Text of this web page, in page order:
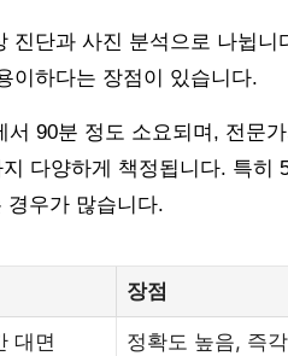
진단과 사진 분석으로 나뉩
이하다는 장점이 있습니다.
서 90분 정도 소요되며, 전문
다양하게 책정됩니다. 특히
경우가 많습니다.
장점
대면 정확도 높음, 즉